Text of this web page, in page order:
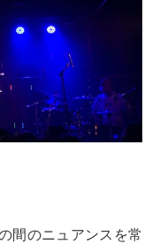
間のニュアンスを常